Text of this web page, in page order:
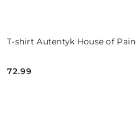
T-shirt Autentyk House of Pain
Cena:
72.99